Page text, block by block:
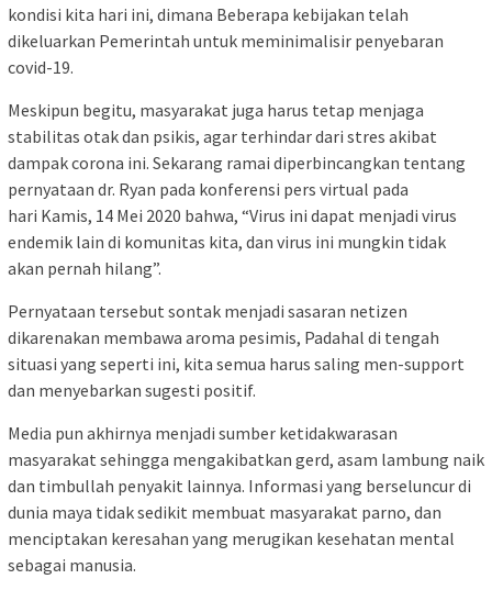
kondisi kita hari ini, dimana Beberapa kebijakan telah
dikeluarkan Pemerintah untuk meminimalisir penyebaran
covid-19.
Meskipun begitu, masyarakat juga harus tetap menjaga
stabilitas otak dan psikis, agar terhindar dari stres akibat
dampak corona ini. Sekarang ramai diperbincangkan tentang
pernyataan dr. Ryan pada konferensi pers virtual pada
hari Kamis, 14 Mei 2020 bahwa, “Virus ini dapat menjadi virus
endemik lain di komunitas kita, dan virus ini mungkin tidak
akan pernah hilang”.
Pernyataan tersebut sontak menjadi sasaran netizen
dikarenakan membawa aroma pesimis, Padahal di tengah
situasi yang seperti ini, kita semua harus saling men-support
dan menyebarkan sugesti positif.
Media pun akhirnya menjadi sumber ketidakwarasan
masyarakat sehingga mengakibatkan gerd, asam lambung naik
dan timbullah penyakit lainnya. Informasi yang berseluncur di
dunia maya tidak sedikit membuat masyarakat parno, dan
menciptakan keresahan yang merugikan kesehatan mental
sebagai manusia.